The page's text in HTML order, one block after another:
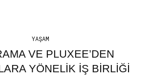
YAŞAM
VE PLUXEE’DEN
YÖNELIK İŞ BIRLIĞI